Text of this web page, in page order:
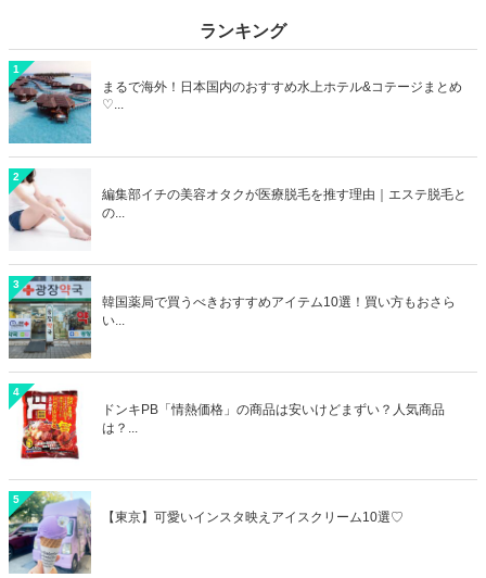
ランキング
1
まるで海外！日本国内のおすすめ水上ホテル&コテージまとめ
♡...
2
編集部イチの美容オタクが医療脱毛を推す理由｜エステ脱毛と
の...
3
韓国薬局で買うべきおすすめアイテム10選！買い方もおさら
い...
4
ドンキPB「情熱価格」の商品は安いけどまずい？人気商品
は？...
5
【東京】可愛いインスタ映えアイスクリーム10選♡